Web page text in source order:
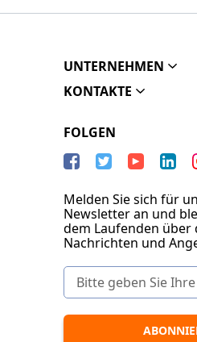
UNTERNEHMEN
KONTAKTE
FOLGEN
Melden Sie sich für
Newsletter an und
dem Laufenden über
Nachrichten und